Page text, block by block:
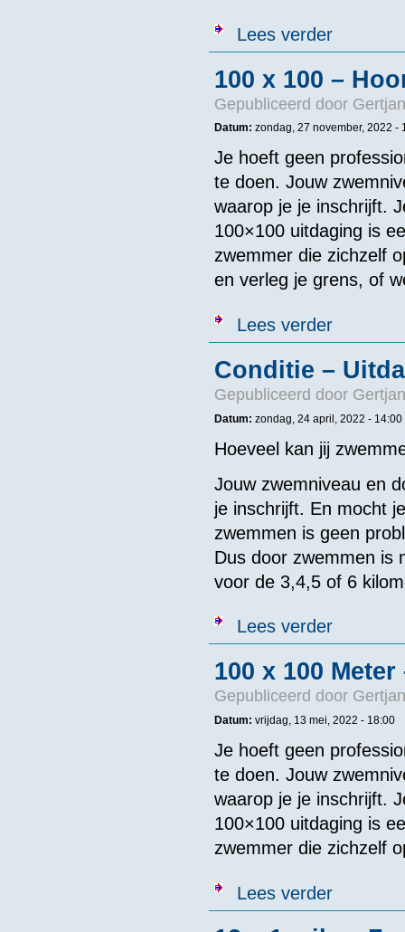
Lees verderover NK
100 x 100 –
Gepubliceerd door
Datum: zondag, 27 november, 2022 -
Je hoeft geen
te doen. Jouw
waarop je je inschrijft.
100×100 uitdaging is
zwemmer die zichzelf
en verleg je grens, of
Lees verderover 100 x
Conditie –
Gepubliceerd door
Datum: zondag, 24 april, 2022 - 14:00
Hoeveel kan jij
Jouw zwemniveau en
je inschrijft. En mocht
zwemmen is geen
Dus door zwemmen is
voor de 3,4,5 of 6
Lees verderover Conditie
100 x 100
Gepubliceerd door
Datum: vrijdag, 13 mei, 2022 - 18:00
Je hoeft geen
te doen. Jouw
waarop je je inschrijft.
100×100 uitdaging is
zwemmer die zichzelf
Lees verderover 100 x